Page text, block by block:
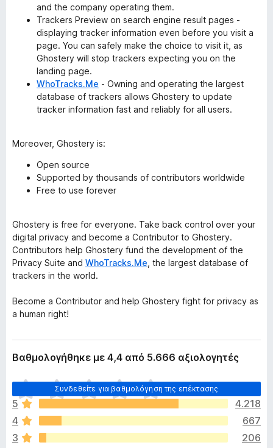
and the company operating them.
Trackers Preview on search engine result pages -
displaying tracker information even before you visit a
page. You can safely make the choice to visit it, as
Ghostery will stop trackers expecting you on the
landing page.
WhoTracks.Me - Owning and operating the largest
database of trackers allows Ghostery to update
tracker information fast and reliably for all users.
Moreover, Ghostery is:
Open source
Supported by thousands of contributors worldwide
Free to use forever
Ghostery is free for everyone. Take back control over your
digital privacy and become a Contributor to Ghostery.
Contributors help Ghostery fund the development of the
Privacy Suite and WhoTracks.Me , the largest database of
trackers in the world.
Become a Contributor and help Ghostery fight for privacy as
a human right!
Βαθμολογήθηκε με 4,4 από 5.666 αξιολογητές
Συνδεθείτε για βαθμολόγηση της επέκτασης
Δ
ε
ν
υ
π
5
4.218
4
667
3
206